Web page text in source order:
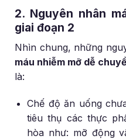
2. Nguyên nhân
giai đoạn 2
Nhìn chung, những
máu nhiễm mỡ dễ
là:
Chế độ ăn uống
tiêu thụ các thực
hòa như: mỡ động